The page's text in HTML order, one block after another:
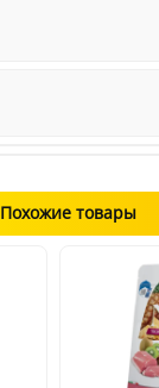
Похожие товары